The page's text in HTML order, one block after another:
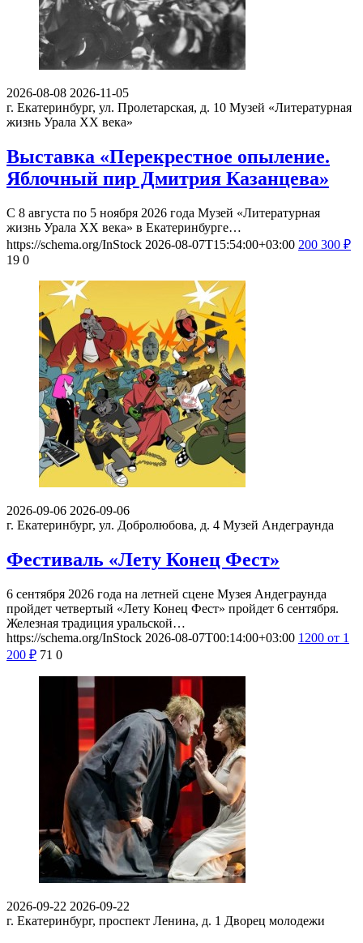
2026-08-08 2026-11-05
г. Екатеринбург, ул. Пролетарская, д. 10 Музей «Литературная
жизнь Урала ХХ века»
Выставка «Перекрестное опыление.
Яблочный пир Дмитрия Казанцева»
С 8 августа по 5 ноября 2026 года Музей «Литературная
жизнь Урала ХХ века» в Екатеринбурге…
https://schema.org/InStock 2026-08-07T15:54:00+03:00 200 300 ₽
19 0
2026-09-06 2026-09-06
г. Екатеринбург, ул. Добролюбова, д. 4 Музей Андеграунда
Фестиваль «Лету Конец Фест»
6 сентября 2026 года на летней сцене Музея Андеграунда
пройдет четвертый «Лету Конец Фест» пройдет 6 сентября.
Железная традиция уральской…
https://schema.org/InStock 2026-08-07T00:14:00+03:00 1200 от 1
200 ₽ 71 0
2026-09-22 2026-09-22
г. Екатеринбург, проспект Ленина, д. 1 Дворец молодежи